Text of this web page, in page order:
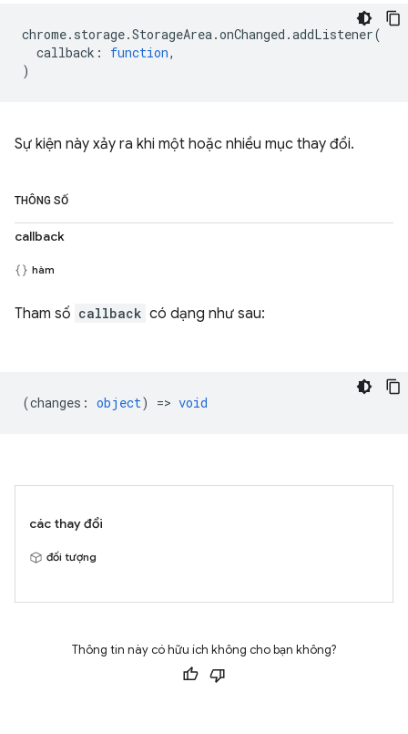
chrome. storage.StorageArea.onChanged .addListener(
callback : function,
)
Sự kiện này xảy ra khi một hoặc nhiều mục thay đổi.
THÔNG SỐ
callback
hàm
Tham số callback có dạng như sau:
(changes : object) => void
các thay đổi
đối tượng
Thông tin này có hữu ích không cho bạn không?